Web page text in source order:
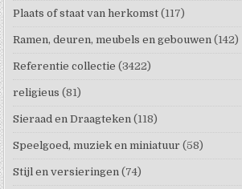
Plaats of staat van herkomst (117)
Ramen, deuren, meubels en gebouwen (142)
Referentie collectie (3422)
religieus (81)
Sieraad en Draagteken (118)
Speelgoed, muziek en miniatuur (58)
Stijl en versieringen (74)